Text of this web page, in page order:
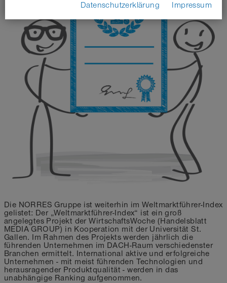
Die NORRES Gruppe ist weiterhin im Weltmarktführer-Index
gelistet: Der „Weltmarktführer-Index“ ist ein groß
angelegtes Projekt der WirtschaftsWoche (Handelsblatt
MEDIA GROUP) in Kooperation mit der Universität St.
Gallen. Im Rahmen des Projekts werden jährlich die
führenden Unternehmen im DACH-Raum verschiedenster
Branchen ermittelt. International aktive und erfolgreiche
Unternehmen - mit meist führenden Technologien und
herausragender Produktqualität - werden in das
unabhängige Ranking aufgenommen.
Datenschutzerklärung
Impressum